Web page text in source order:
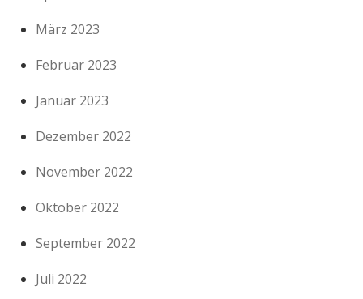
März 2023
Februar 2023
Januar 2023
Dezember 2022
November 2022
Oktober 2022
September 2022
Juli 2022